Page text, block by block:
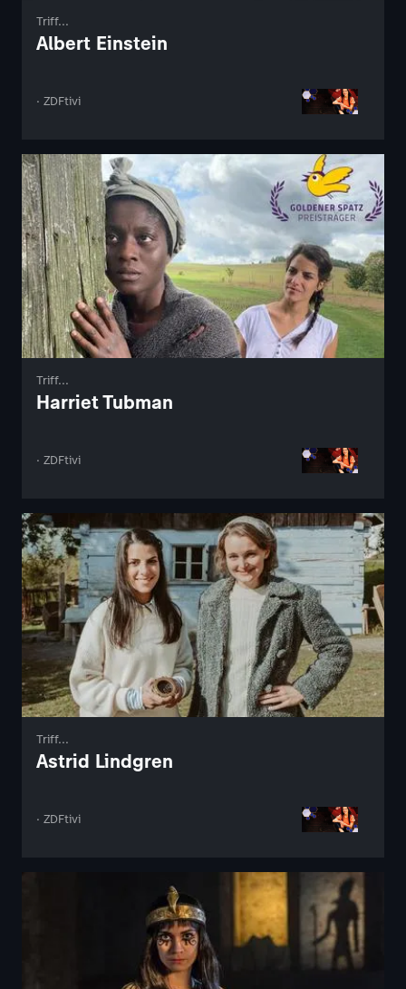
Triff...
Albert Einstein
· ZDFtivi
Triff...
Harriet Tubman
· ZDFtivi
Triff...
Astrid Lindgren
· ZDFtivi